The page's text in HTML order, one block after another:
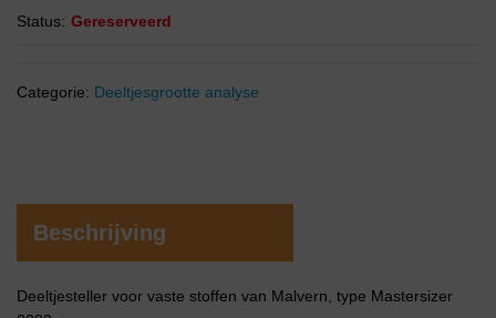
Status: Gereserveerd
Categorie: Deeltjesgrootte analyse
Beschrijving
Deeltjesteller voor vaste stoffen van Malvern, type Mastersizer